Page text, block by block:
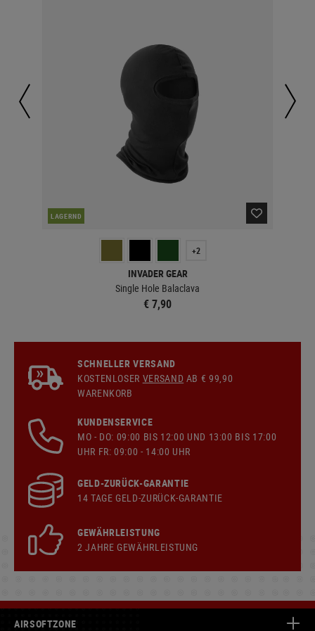
LAGERND
+2
INVADER GEAR
Single Hole Balaclava
€ 7,90
SCHNELLER VERSAND
KOSTENLOSER VERSAND AB € 99,90
WARENKORB
KUNDENSERVICE
MO - DO: 09:00 BIS 12:00 UND 13:00 BIS 17:00
UHR FR: 09:00 - 14:00 UHR
GELD-ZURÜCK-GARANTIE
14 TAGE GELD-ZURÜCK-GARANTIE
GEWÄHRLEISTUNG
2 JAHRE GEWÄHRLEISTUNG
AIRSOFTZONE